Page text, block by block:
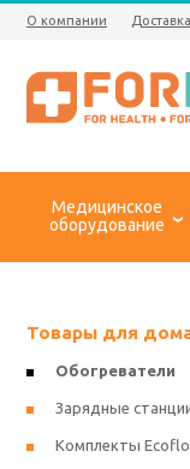
О компании
Медицинское
оборудование
Товары для
Обогреватели
Зарядные
Комплекты